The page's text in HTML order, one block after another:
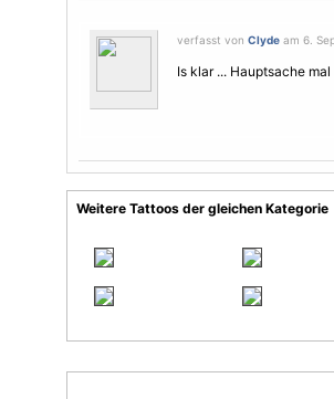
verfasst von Clyde am 6.
Is klar ... Hauptsache
Weitere Tattoos der gleichen Kategorie